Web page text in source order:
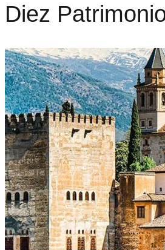
Diez